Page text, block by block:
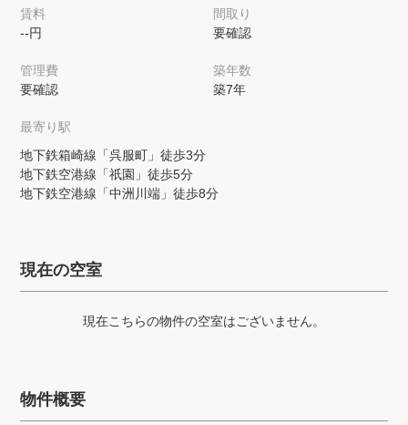
希望条件を伝えてプロに探してもらう
来店予約
各種お問い合わせ
高級賃貸物件コラム modern classについて
プライバシーポリシー
賃料
--円
間取り
要確認
管理費
要確認
築年数
築7年
最寄り駅
地下鉄箱崎線「呉服町」徒歩3分
地下鉄空港線「祇園」徒歩5分
地下鉄空港線「中洲川端」徒歩8分
現在の空室
現在こちらの物件の空室はございません。
物件概要